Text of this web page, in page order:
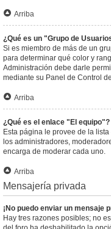
Arriba
¿Qué es un "Grupo de
Si es miembro de más de un
para determinar qué color y
Administración debe darle
mediante su Panel de Control
Arriba
¿Qué es el enlace "El equipo"?
Esta página le provee de la
los administradores,
encarga de moderar cada uno.
Arriba
Mensajería privada
¡No puedo enviar un mensaje
Hay tres razones posibles; no